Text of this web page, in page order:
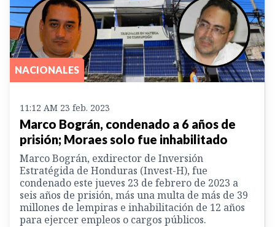
NACIONALES
11:12 AM 23 feb. 2023
Marco Bográn, condenado a 6 años de
prisión; Moraes solo fue inhabilitado
Marco Bográn, exdirector de Inversión
Estratégida de Honduras (Invest-H), fue
condenado este jueves 23 de febrero de 2023 a
seis años de prisión, más una multa de más de 39
millones de lempiras e inhabilitación de 12 años
para ejercer empleos o cargos públicos.